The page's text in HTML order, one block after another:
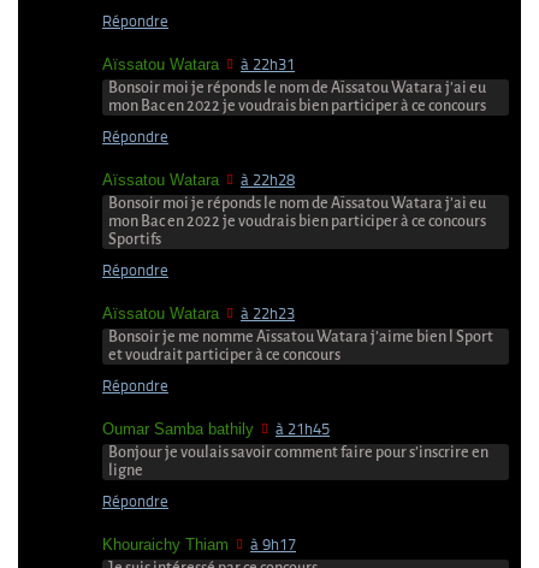
Répondre
Aïssatou Watara à 22h31
Bonsoir moi je réponds le nom de Aïssatou Watara j’ai eu
mon Bac en 2022 je voudrais bien participer à ce concours
Répondre
Aïssatou Watara à 22h28
Bonsoir moi je réponds le nom de Aïssatou Watara j’ai eu
mon Bac en 2022 je voudrais bien participer à ce concours
Sportifs
Répondre
Aïssatou Watara à 22h23
Bonsoir je me nomme Aïssatou Watara j’aime bien l Sport
et voudrait participer à ce concours
Répondre
Oumar Samba bathily à 21h45
Bonjour je voulais savoir comment faire pour s’inscrire en
ligne
Répondre
Khouraichy Thiam à 9h17